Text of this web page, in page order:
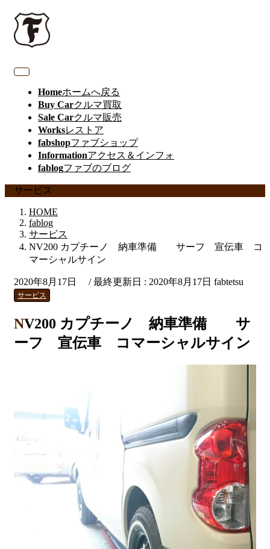
Homeホームへ戻る
Buy Carクルマ買取
Sale Carクルマ販売
Worksレストア
fabshopファブショップ
Informationアクセス＆インフォ
fablogファブのブログ
サービス
HOME
fablog
サービス
NV200 カプチーノ 納車準備 サーフ 宣伝車 コ
マーシャルサイン
2020年8月17日 / 最終更新日 : 2020年8月17日 fabtetsu
サービス
NV200 カプチーノ 納車準備 サ
ーフ 宣伝車 コマーシャルサイン